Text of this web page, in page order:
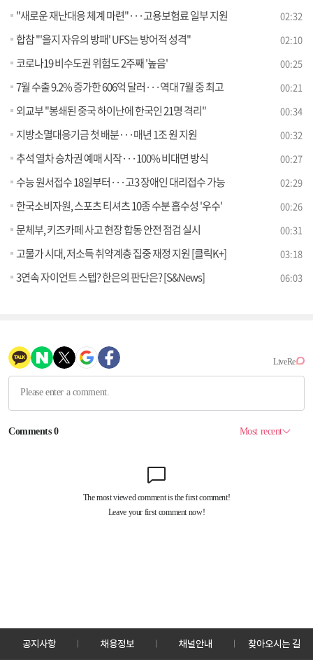
"새로운 재난대응 체계 마련"···고용보험료 일부 지원 02:32
합참 "'을지 자유의 방패' UFS는 방어적 성격" 02:10
코로나19 비수도권 위험도 2주째 '높음' 00:25
7월 수출 9.2% 증가한 606억 달러···역대 7월 중 최고 00:21
외교부 "봉쇄된 중국 하이난에 한국인 21명 격리" 00:34
지방소멸대응기금 첫 배분···매년 1조 원 지원 00:32
추석 열차 승차권 예매 시작···100% 비대면 방식 00:27
수능 원서접수 18일부터···고3 장애인 대리접수 가능 02:29
한국소비자원, 스포츠 티셔츠 10종 수분 흡수성 '우수' 00:26
문체부, 키즈카페 사고 현장 합동 안전 점검 실시 00:31
고물가 시대, 저소득 취약계층 집중 재정 지원 [클릭K+] 03:18
3연속 자이언트 스텝? 한은의 판단은? [S&News] 06:03
공지사항 채용정보 채널안내 찾아오시는 길